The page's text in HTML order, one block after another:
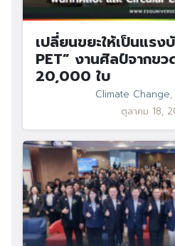
เปลี่ยนขยะให้เป็นแรง
PET” งานศิลป์จากข
20,000 ใบ
Climate Change,
ตุลาคม 18,